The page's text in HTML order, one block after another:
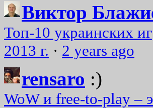
Виктор
Топ-10 украинских
2013 г. · 2 years ago
rensaro :)
WoW и free-to-play –